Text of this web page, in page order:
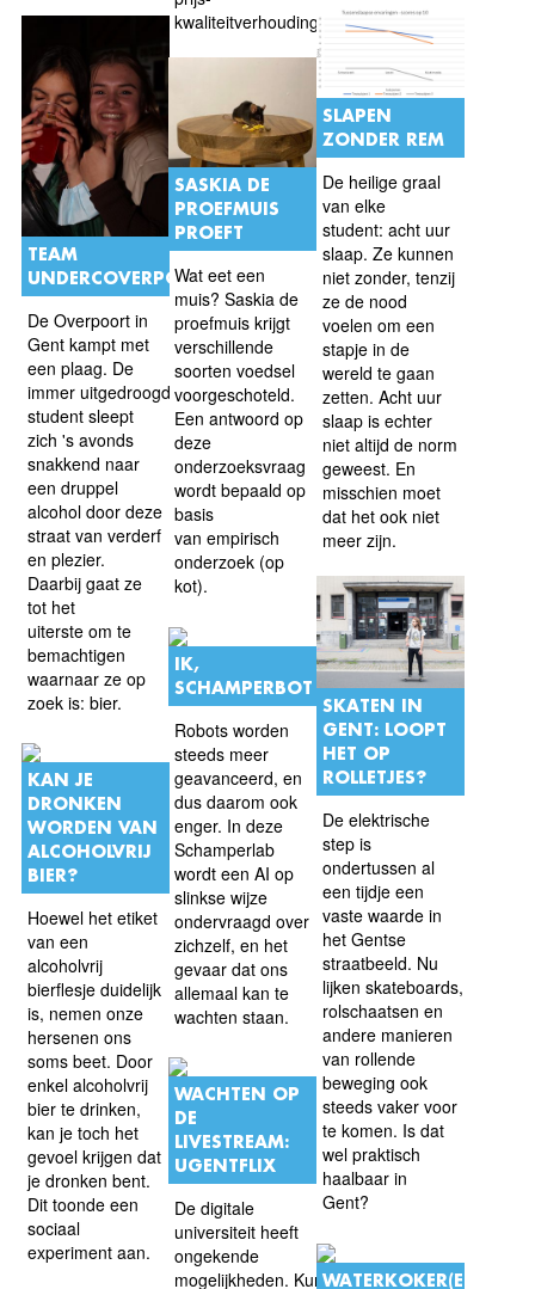
kwaliteitverhouding.
SLAPEN
ZONDER REM
De heilige graal
van elke
student: acht uur
slaap. Ze kunnen
niet zonder, tenzij
ze de nood
voelen om een
stapje in de
wereld te gaan
zetten. Acht uur
slaap is echter
niet altijd de norm
geweest. En
misschien moet
dat het ook niet
meer zijn.
TEAM
UNDERCOVERPOORT
De Overpoort in
Gent kampt met
een plaag. De
immer uitgedroogde
student sleept
zich 's avonds
snakkend naar
een druppel
alcohol door deze
straat van verderf
en plezier.
Daarbij gaat ze
tot het
uiterste om te
bemachtigen
waarnaar ze op
zoek is: bier.
SASKIA DE
PROEFMUIS
PROEFT
Wat eet een
muis? Saskia de
proefmuis krijgt
verschillende
soorten voedsel
voorgeschoteld.
Een antwoord op
deze
onderzoeksvraag
wordt bepaald op
basis
van empirisch
onderzoek (op
kot).
SKATEN IN
GENT: LOOPT
HET OP
ROLLETJES?
De elektrische
step is
ondertussen al
een tijdje een
vaste waarde in
het Gentse
straatbeeld. Nu
lijken skateboards,
rolschaatsen en
andere manieren
van rollende
beweging ook
steeds vaker voor
te komen. Is dat
wel praktisch
haalbaar in
Gent?
IK,
SCHAMPERBOT
Robots worden
steeds meer
geavanceerd, en
dus daarom ook
enger. In deze
Schamperlab
wordt een AI op
slinkse wijze
ondervraagd over
zichzelf, en het
gevaar dat ons
allemaal kan te
wachten staan.
KAN JE
DRONKEN
WORDEN VAN
ALCOHOLVRIJ
BIER?
Hoewel het etiket
van een
alcoholvrij
bierflesje duidelijk
is, nemen onze
hersenen ons
soms beet. Door
enkel alcoholvrij
bier te drinken,
kan je toch het
gevoel krijgen dat
je dronken bent.
Dit toonde een
sociaal
experiment aan.
WACHTEN OP
DE
LIVESTREAM:
UGENTFLIX
De digitale
universiteit heeft
ongekende
mogelijkheden. KunnenWATERKOKER(ELLEN)